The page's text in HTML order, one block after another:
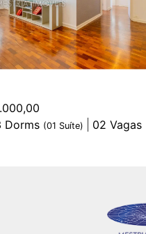
Dorms (01 Suíte) 02 Vagas